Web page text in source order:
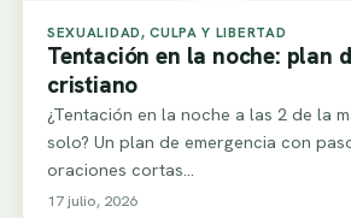
SEXUALIDAD, CULPA Y LIBERTAD
Tentación en la noche: plan
cristiano
¿Tentación en la noche a las 2 de la
solo? Un plan de emergencia con
oraciones cortas…
17 julio, 2026